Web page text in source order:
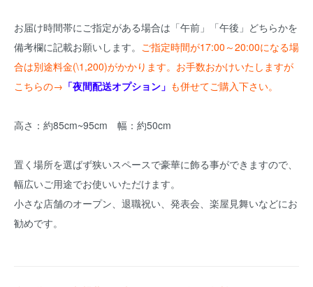
お届け時間帯にご指定がある場合は「午前」「午後」どちらかを
備考欄に記載お願いします。 ご指定時間が17:00～20:00になる場
合は別途料金(\1,200)がかかります。お手数おかけいたしますが
こちらの→ 「夜間配送オプション」 も併せてご購入下さい。
高さ：約85cm~95cm 幅：約50cm
置く場所を選ばず狭いスペースで豪華に飾る事ができますので、
幅広いご用途でお使いいただけます。
小さな店舗のオープン、退職祝い、発表会、楽屋見舞いなどにお
勧めです。